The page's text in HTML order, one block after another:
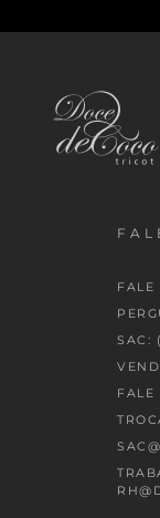
FALE
SAC:
FALE